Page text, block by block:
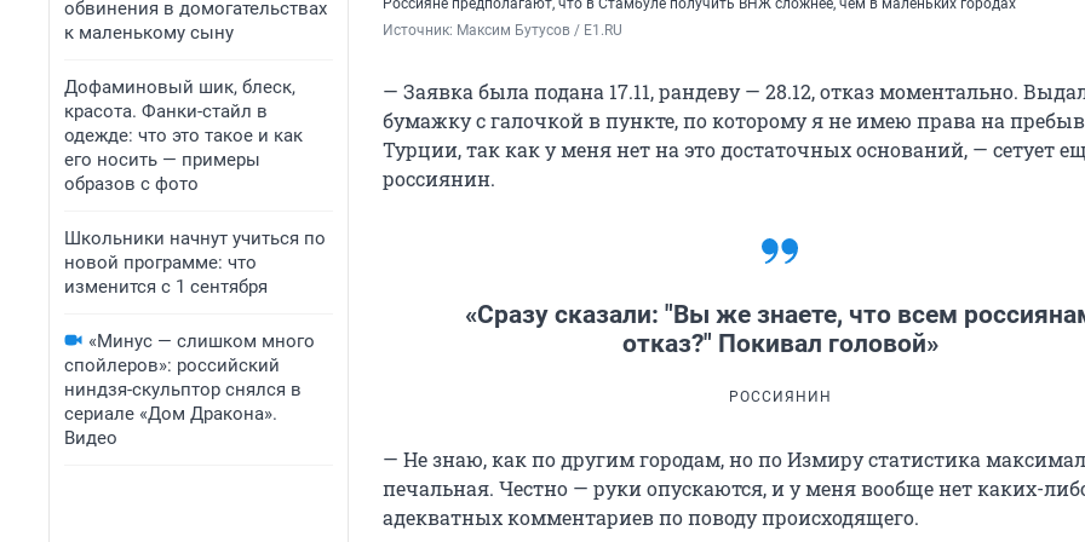
обвинения в домогательствах
к маленькому сыну
Дофаминовый шик, блеск,
красота. Фанки-стайл в
одежде: что это такое и как
его носить — примеры
образов с фото
Школьники начнут учиться по
новой программе: что
изменится с 1 сентября
«Минус — слишком много
спойлеров»: российский
ниндзя-скульптор снялся в
сериале «Дом Дракона».
Видео
Россияне предполагают, что в Стамбуле получить ВНЖ сложнее, чем в маленьких городах
Источник: Максим Бутусов / E1.RU
— Заявка была подана 17.11, рандеву — 28.12, отказ моментально.
бумажку с галочкой в пункте, по которому я не имею права на
Турции, так как у меня нет на это достаточных оснований, — сетует
россиянин.
«Сразу сказали: "Вы же знаете, что всем
отказ?" Покивал головой»
РОССИЯНИН
— Не знаю, как по другим городам, но по Измиру статистика
печальная. Честно — руки опускаются, и у меня вообще нет каких-
адекватных комментариев по поводу происходящего.